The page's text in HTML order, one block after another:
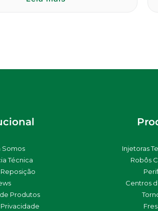
Somos
Técnica
Produtos
Injetoras
Robôs
Centros